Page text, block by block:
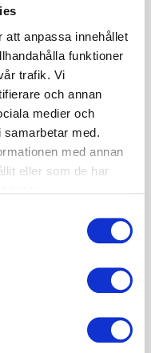
att anpassa innehållet
funktioner
trafik. Vi
och annan
medier och
med.
med annan
eller som de har
som
under vintern
Ditronic för
med Modbus.